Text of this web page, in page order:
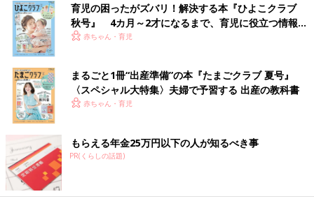
育児の困ったがズバリ！解決する本『ひよこクラブ
秋号』 4カ月～2才になるまで、育児に役立つ情報が
いっぱい！
赤ちゃん・育児
まるごと1冊“出産準備”の本『たまごクラブ 夏号』
〈スペシャル大特集〉夫婦で予習する 出産の教科書
赤ちゃん・育児
もらえる年金25万円以下の人が知るべき事
PR(くらしの話題)